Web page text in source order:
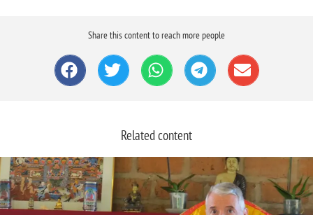
Share this content to reach more people
Related content